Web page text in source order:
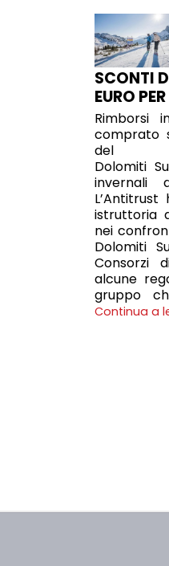
SCONTI
EURO
Rimborsi
comprato
del
Dolomiti
invernali
istruttoria
nei
Dolomiti
Consorzi
alcune
gruppo
Continua a